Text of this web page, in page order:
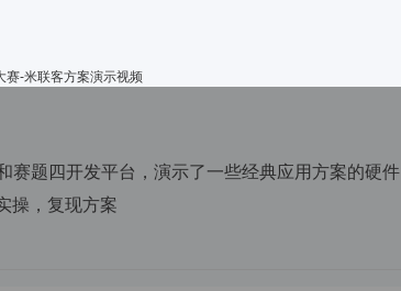
赛-米联客方案演示视频
赛题四开发平台，演示了一些经典应用方案的硬件
操，复现方案